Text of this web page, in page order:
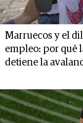
Marruecos y el
empleo: por qué
detiene la